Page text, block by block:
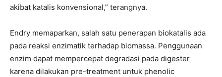
akibat katalis konvensional,” terangnya.
Endry memaparkan, salah satu penerapan biokatalis ada
pada reaksi enzimatik terhadap biomassa. Penggunaan
enzim dapat mempercepat degradasi pada digester
karena dilakukan pre-treatment untuk phenolic